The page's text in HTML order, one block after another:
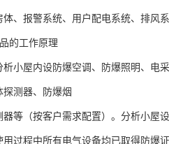
体、报警系统、用户配电系统、排风系
的工作原理
析小屋内设防爆空调、防爆照明、电
探测器、防爆烟
器等（按客户需求配置）。分析小屋
用过程中所有电气设备均已取得防爆